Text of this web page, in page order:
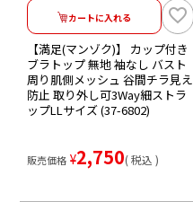
カートに入れる
【満足(マンゾク)】 カップ付き
ブラトップ 無地 袖なし バスト
周り肌側メッシュ 谷間チラ見え
防止 取り外し可3Way細ストラ
ップLLサイズ (37-6802)
販売価格 ¥2,750 税込